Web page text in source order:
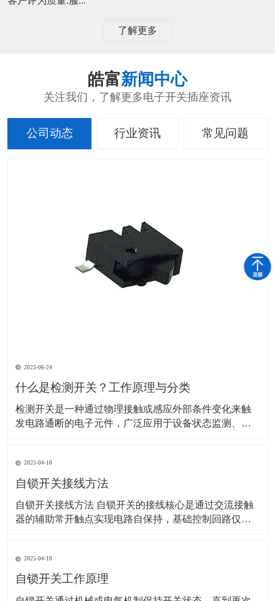
了解更多
皓富新闻中心
关注我们，了解更多电子开关插座资讯
公司动态 行业资讯 常见问题
2025-06-24
什么是检测开关？工作原理与分类
检测开关是一种通过物理接触或感应外部条件变化来触
发电路通断的电子元件，广泛应用于设备状态监测、安
内部电路状态： 机械式：外力（如按压、位移）使内部
弹片或触点变形，直接连通或断开电路。 示
2025-04-10
自锁开关接线方法
自锁开关接线方法 自锁开关的接线核心是通过交流接触
器的辅助常开触点实现电路自保持，基础控制回路仅需6
触器线圈的A1端子，火线（L）经熔断器后接入热继电器
常闭触点（95），再连接至停
2025-04-10
自锁开关工作原理